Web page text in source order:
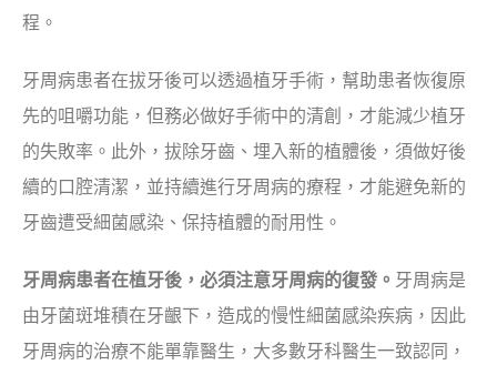
程。
牙周病患者在拔牙後可以透過植牙手術，幫助患者恢復原
先的咀嚼功能，但務必做好手術中的清創，才能減少植牙
的失敗率。此外，拔除牙齒、埋入新的植體後，須做好後
續的口腔清潔，並持續進行牙周病的療程，才能避免新的
牙齒遭受細菌感染、保持植體的耐用性。
牙周病患者在植牙後，必須注意牙周病的復發。 牙周病是
由牙菌斑堆積在牙齦下，造成的慢性細菌感染疾病，因此
牙周病的治療不能單靠醫生，大多數牙科醫生一致認同，